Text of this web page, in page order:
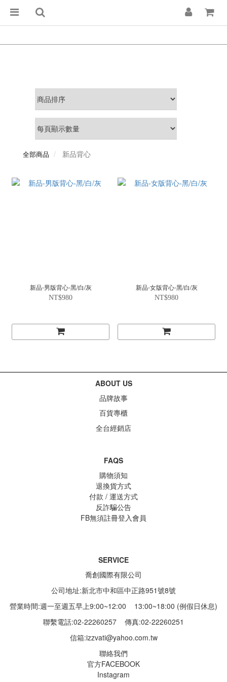
全部商品 新品背心
新品-男版背心-黑/白/灰
NT$980
新品-女版背心-黑/白/灰
NT$980
ABOUT US
品牌故事
百貨專櫃
全台經銷店
FAQS
購物須知
退換貨方式
付款 / 運送方式
反詐騙公告
FB無須註冊登入會員
SERVICE
喬創國際有限公司
公司地址:新北市中和區中正路951號8號
營業時間:週一至週五早上9:00~12:00 13:00~18:00 (例假日休息)
聯繫電話:02-22260257 傳真:02-22260251
信箱:izzvati@yahoo.com.tw
聯絡我們
官方FACEBOOK
Instagram